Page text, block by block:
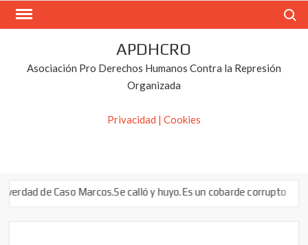
Saltar
APDHCRO
Asociación Pro Derechos Humanos Contra la Represión
Organizada
Privacidad | Cookies
de Caso Marcos.Se calló y huyo.Es un cobarde corrupto Listado